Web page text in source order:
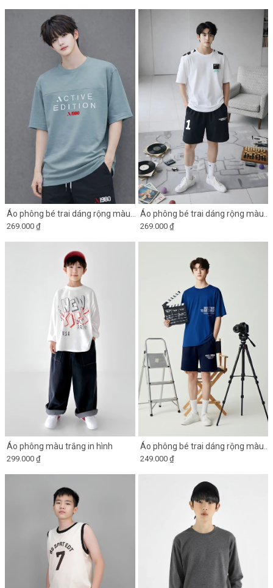
Áo phông bé trai dáng rộng màu
xanh xám phối ngực in chữ
269.000 ₫
Áo phông bé trai dáng rộng màu
trắng phối in vai
269.000 ₫
Áo phông màu trắng in hình
299.000 ₫
Áo phông bé trai dáng rộng màu
xanh coban in hình
249.000 ₫